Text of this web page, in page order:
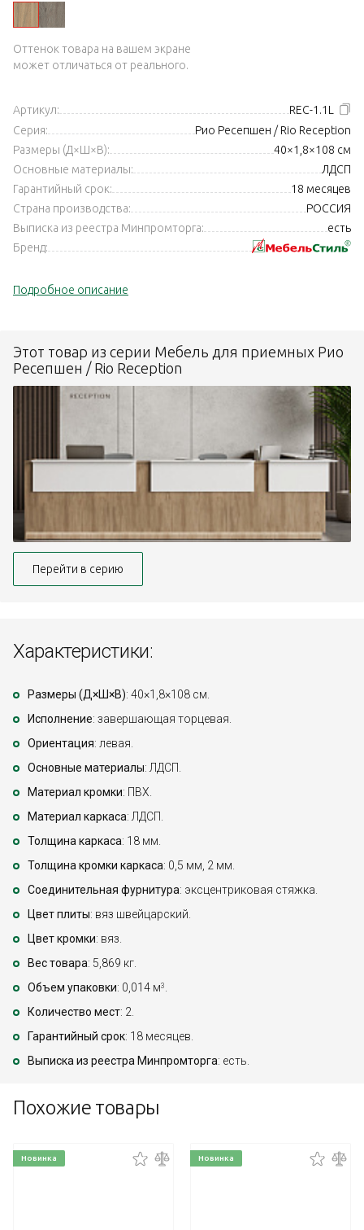
Оттенок товара на вашем экране
может отличаться от реального.
Артикул:
REC-1.1L
Серия:
Рио Ресепшен / Rio Reception
Размеры (Д×Ш×В):
40×1,8×108 см
Основные материалы:
ЛДСП
Гарантийный срок:
18 месяцев
Страна производства:
РОССИЯ
Выписка из реестра Минпромторга:
есть
Бренд:
Подробное описание
Этот товар из серии Мебель для приемных Рио
Ресепшен / Rio Reception
Перейти в серию
Характеристики:
Размеры (Д×Ш×В): 40×1,8×108 см.
Исполнение: завершающая торцевая.
Ориентация: левая.
Основные материалы: ЛДСП.
Материал кромки: ПВХ.
Материал каркаса: ЛДСП.
Толщина каркаса: 18 мм.
Толщина кромки каркаса: 0,5 мм, 2 мм.
Соединительная фурнитура: эксцентриковая стяжка.
Цвет плиты: вяз швейцарский.
Цвет кромки: вяз.
Вес товара: 5,869 кг.
Объем упаковки: 0,014 м3 .
Количество мест: 2.
Гарантийный срок: 18 месяцев.
Выписка из реестра Минпромторга: есть.
Похожие товары
Новинка Новинка